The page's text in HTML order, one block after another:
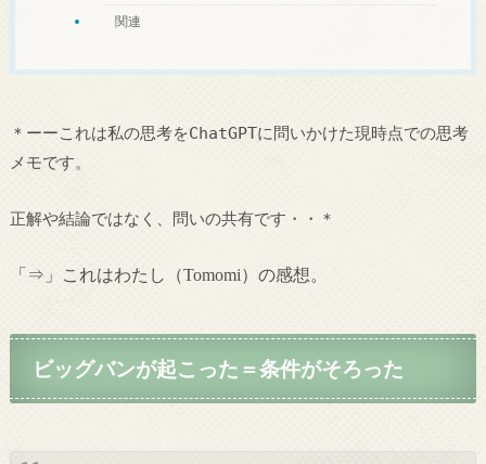
関連
＊ーーこれは私の思考をChatGPTに問いかけた現時点での思考
メモです。
正解や結論ではなく、問いの共有です・・＊
「⇒」これはわたし（Tomomi）の感想。
ビッグバンが起こった＝条件がそろった